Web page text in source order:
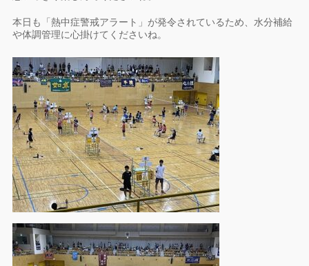
本日も「熱中症警戒アラート」が発令されているため、水分補給
や体調管理に心掛けてくださいね。